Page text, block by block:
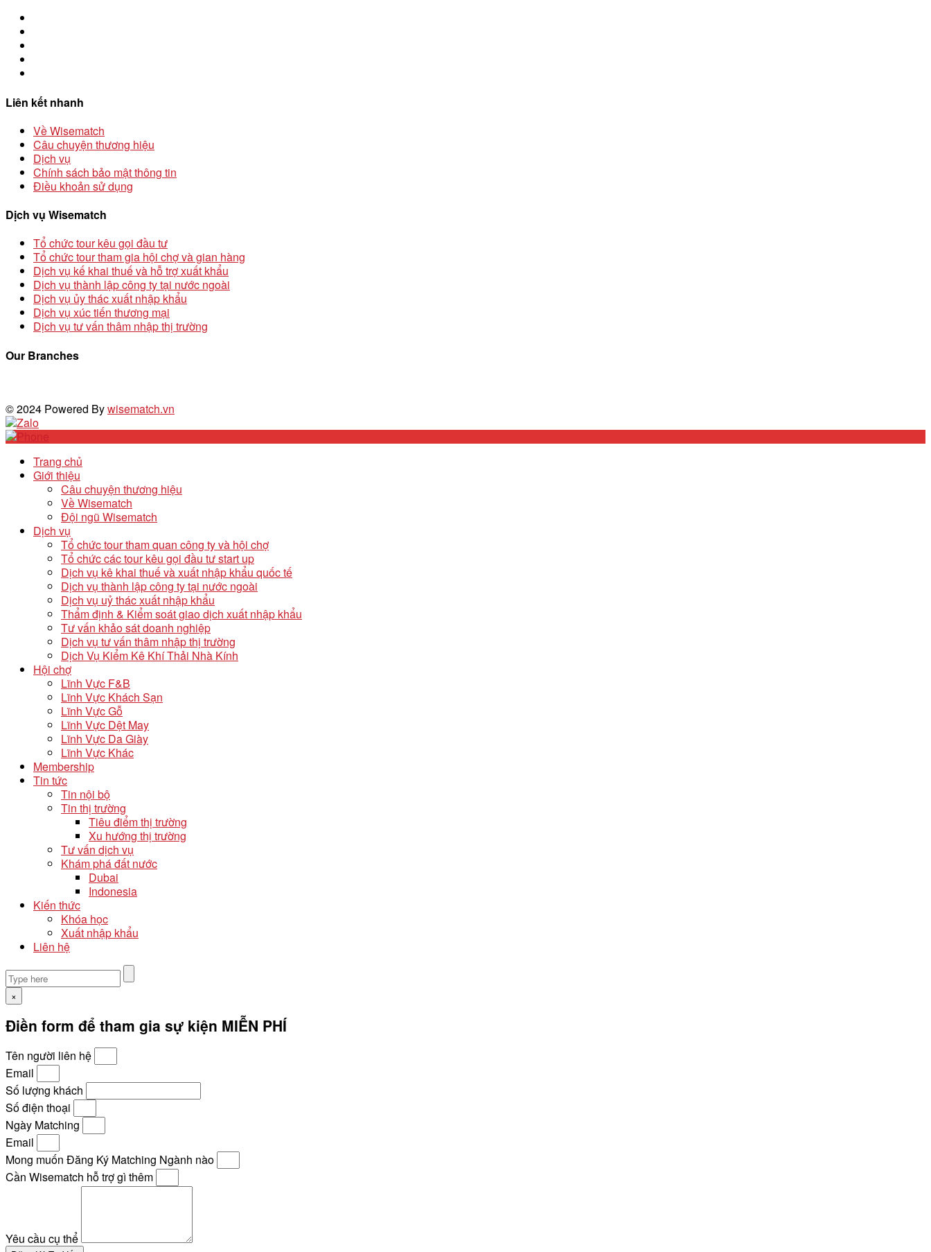
Liên kết nhanh
Về Wisematch
Câu chuyện thương hiệu
Dịch vụ
Chính sách bảo mật thông tin
Điều khoản sử dụng
Dịch vụ Wisematch
Tổ chức tour kêu gọi đầu tư
Tổ chức tour tham gia hội chợ và gian hàng
Dịch vụ kế khai thuế và hỗ trợ xuất khẩu
Dịch vụ thành lập công ty tại nước ngoài
Dịch vụ ủy thác xuất nhập khẩu
Dịch vụ xúc tiến thương mại
Dịch vụ tư vấn thâm nhập thị trường
Our Branches
© 2024 Powered Bywisematch.vn
Trang chủ
Giới thiệu
Câu chuyện thương hiệu
Về Wisematch
Đội ngũ Wisematch
Dịch vụ
Tổ chức tour tham quan công ty và hội chợ
Tổ chức các tour kêu gọi đầu tư start up
Dịch vụ kê khai thuế và xuất nhập khẩu quốc tế
Dịch vụ thành lập công ty tại nước ngoài
Dịch vụ uỷ thác xuất nhập khẩu
Thẩm định & Kiểm soát giao dịch xuất nhập khẩu
Tư vấn khảo sát doanh nghiệp
Dịch vụ tư vấn thâm nhập thị trường
Dịch Vụ Kiểm Kê Khí Thải Nhà Kính
Hội chợ
Lĩnh Vực F&B
Lĩnh Vực Khách Sạn
Lĩnh Vực Gỗ
Lĩnh Vực Dệt May
Lĩnh Vực Da Giày
Lĩnh Vực Khác
Membership
Tin tức
Tin nội bộ
Tin thị trường
Tiêu điểm thị trường
Xu hướng thị trường
Tư vấn dịch vụ
Khám phá đất nước
Dubai
Indonesia
Kiến thức
Khóa học
Xuất nhập khẩu
Liên hệ
×
Điền form để tham gia sự kiện MIỄN PHÍ
Tên người liên hệ
Email
Số lượng khách
Số điện thoại
Ngày Matching
Email
Mong muốn Đăng Ký Matching Ngành nào
Cần Wisematch hỗ trợ gì thêm
Yêu cầu cụ thể